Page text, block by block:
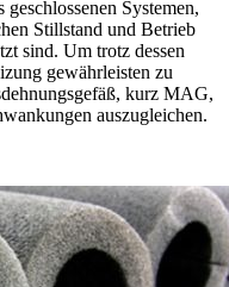
Systemen,
Stillstand und Betrieb
sind. Um trotz dessen
gewährleisten zu
kurz MAG,
auszugleichen.